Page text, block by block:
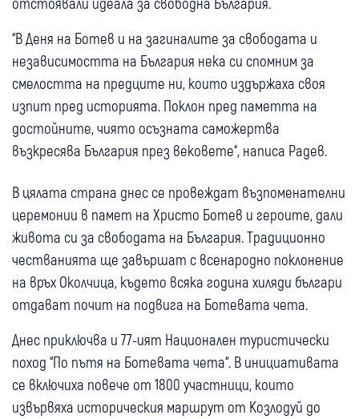
“В Деня на Ботев и на загиналите за свободата и
независимостта на България нека си спомним за
смелостта на предците ни, които издържаха своя
изпит пред историята. Поклон пред паметта на
достойните, чиято осъзната саможертва
възкресява България през вековете“, написа Радев.
В цялата страна днес се провеждат възпоменателни
церемонии в памет на Христо Ботев и героите, дали
живота си за свободата на България. Традиционно
честванията ще завършат с всенародно поклонение
на връх Околчица, където всяка година хиляди българи
отдават почит на подвига на Ботевата чета.
Днес приключва и 77-ият Национален туристически
поход “По пътя на Ботевата чета“. В инициативата
се включиха повече от 1800 участници, които
извървяха историческия маршрут от Козлодуй до